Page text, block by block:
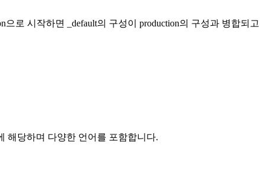
로 시작하면 _default의 구성이 production의 구성과 병합되고
해당하며 다양한 언어를 포함합니다.